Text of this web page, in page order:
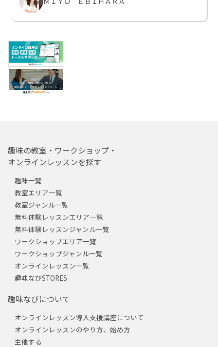
趣味の教室・ワークショップ・
オンラインレッスンを探す
趣味一覧
教室エリア一覧
教室ジャンル一覧
無料体験レッスンエリア一覧
無料体験レッスンジャンル一覧
ワークショップエリア一覧
ワークショップジャンル一覧
オンラインレッスン一覧
趣味なびSTORES
趣味なびについて
オンラインレッスン導入支援講座について
オンラインレッスンのやり方、始め方
主催する